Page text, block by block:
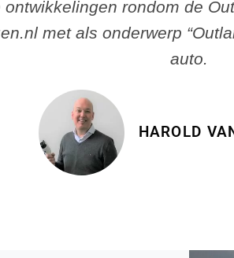
rondom de
met als onderwerp
auto.
HAROLD